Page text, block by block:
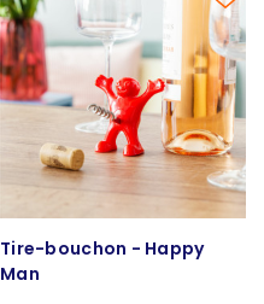
Tire-bouchon - Happy
Man